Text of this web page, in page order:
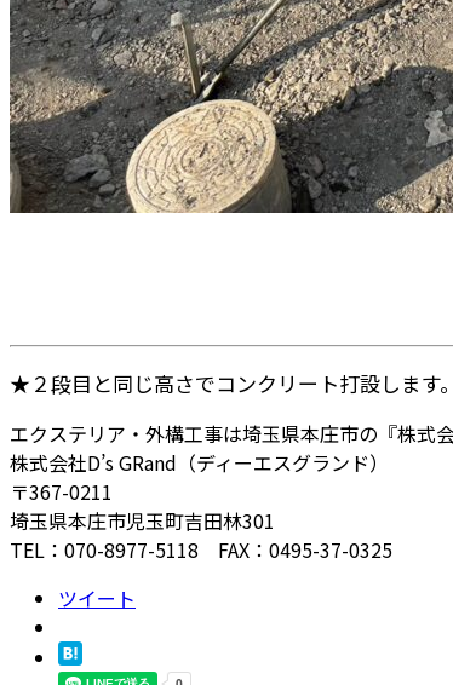
★２段目と同じ高さでコンクリート打設します。
エクステリア・外構工事は埼玉県本庄市の『株式
株式会社D’s GRand（ディーエスグランド）
〒367-0211
埼玉県本庄市児玉町吉田林301
TEL：070-8977-5118 FAX：0495-37-0325
ツイート